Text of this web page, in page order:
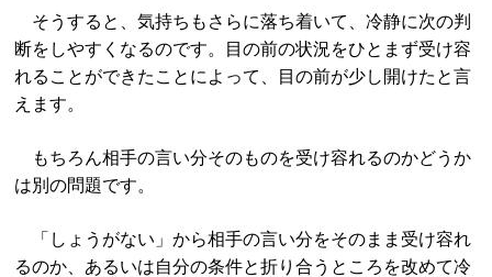
そうすると、気持ちもさらに落ち着いて、冷静に次の判
断をしやすくなるのです。目の前の状況をひとまず受け容
れることができたことによって、目の前が少し開けたと言
えます。
もちろん相手の言い分そのものを受け容れるのかどうか
は別の問題です。
「しょうがない」から相手の言い分をそのまま受け容れ
るのか、あるいは自分の条件と折り合うところを改めて冷